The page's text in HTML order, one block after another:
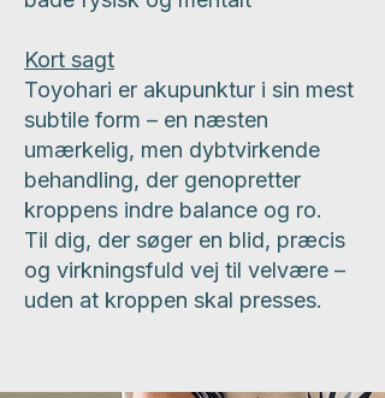
Kort sagt
Toyohari er akupunktur i sin mest
subtile form – en næsten
umærkelig, men dybtvirkende
behandling, der genopretter
kroppens indre balance og ro.
Til dig, der søger en blid, præcis
og virkningsfuld vej til velvære –
uden at kroppen skal presses.